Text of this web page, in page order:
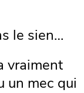
le sien…
vraiment
un mec qui